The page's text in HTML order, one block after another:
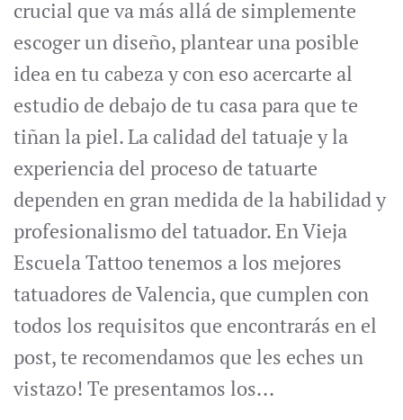
crucial que va más allá de simplemente
escoger un diseño, plantear una posible
idea en tu cabeza y con eso acercarte al
estudio de debajo de tu casa para que te
tiñan la piel. La calidad del tatuaje y la
experiencia del proceso de tatuarte
dependen en gran medida de la habilidad y
profesionalismo del tatuador. En Vieja
Escuela Tattoo tenemos a los mejores
tatuadores de Valencia, que cumplen con
todos los requisitos que encontrarás en el
post, te recomendamos que les eches un
vistazo! Te presentamos los...